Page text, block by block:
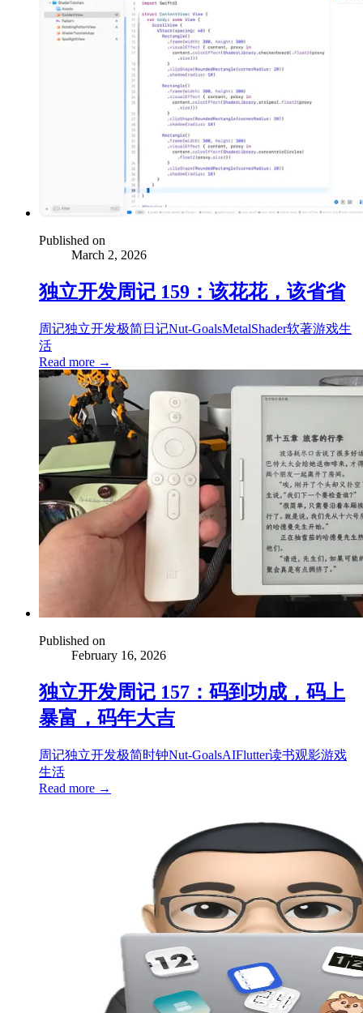
Published on
March 2, 2026
独立开发周记 159：该花花，该省省
周记独立开发极简日记Nut-GoalsMetalShader软著游戏生
活
Read more →
Published on
February 16, 2026
独立开发周记 157：码到功成，码上
暴富，码年大吉
周记独立开发极简时钟Nut-GoalsAIFlutter读书观影游戏
生活
Read more →